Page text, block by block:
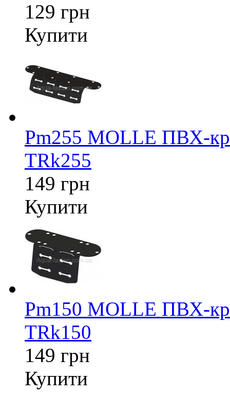
129 грн
Купити
Pm255 MOLLE ПВХ-
TRk255
149 грн
Купити
Pm150 MOLLE ПВХ-
TRk150
149 грн
Купити